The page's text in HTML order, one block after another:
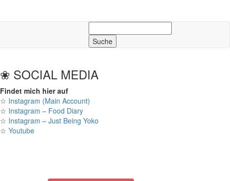
nach:
❀ SOCIAL MEDIA
Findet mich hier auf
☆ Instagram (Main Account)
☆ Instagram – Food Diary
☆ Instagram – Just Being Yoko
☆ Youtube